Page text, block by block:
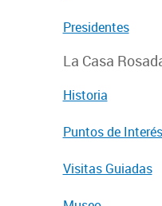
Presidentes
La Casa
Historia
Puntos de Interés
Visitas Guiadas